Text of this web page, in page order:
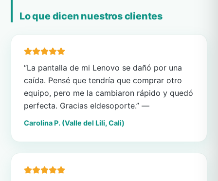
Lo que dicen nuestros clientes
“La pantalla de mi Lenovo se dañó por una
caída. Pensé que tendría que comprar otro
equipo, pero me la cambiaron rápido y quedó
perfecta. Gracias eldesoporte.” —
Carolina P. (Valle del Lili, Cali)